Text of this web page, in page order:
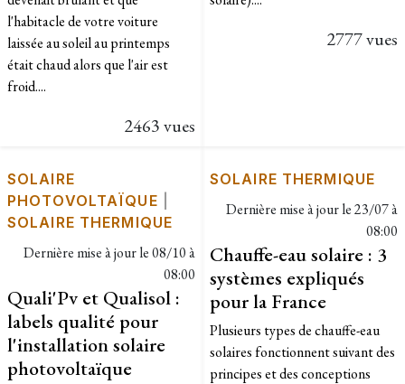
l'habitacle de votre voiture
laissée au soleil au printemps
était chaud alors que l'air est
froid....
2463 vues
2777 vues
SOLAIRE
PHOTOVOLTAÏQUE
SOLAIRE THERMIQUE
Dernière mise à jour le08/10 à
08:00
Quali'Pv et Qualisol :
labels qualité pour
l'installation solaire
photovoltaïque
SOLAIRE THERMIQUE
Dernière mise à jour le23/07 à
08:00
Chauffe-eau solaire : 3
systèmes expliqués
pour la France
Plusieurs types de chauffe-eau
solaires fonctionnent suivant des
principes et des conceptions